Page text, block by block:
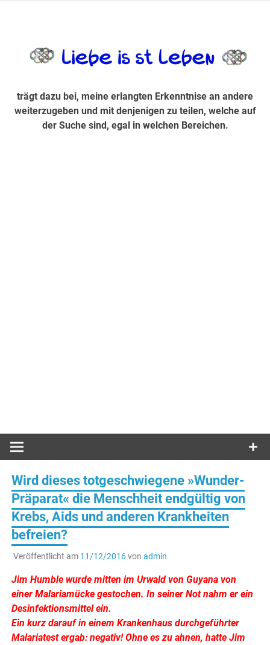
Suche sind, egal in welchen Bereichen.
trägt dazu bei, meine erlangten Erkenntnise an andere
weiterzugeben und mit denjenigen zu teilen, welche auf
der Suche sind, egal in welchen Bereichen.
Wird dieses totgeschwiegene »Wunder-
Präparat« die Menschheit endgültig von
Krebs, Aids und anderen Krankheiten
befreien?
Veröffentlicht am 11/12/2016von admin
Jim Humble wurde mitten im Urwald von Guyana von
einer Malariamücke gestochen. In seiner Not nahm er ein
Desinfektionsmittel ein.
Ein kurz darauf in einem Krankenhaus durchgeführter
Malariatest ergab: negativ! Ohne es zu ahnen, hatte Jim